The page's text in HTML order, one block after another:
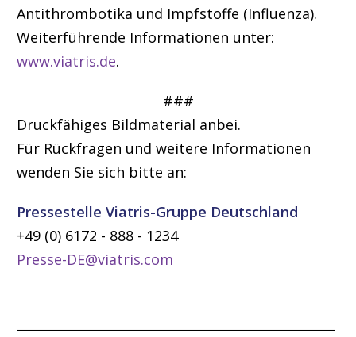
Antithrombotika und Impfstoffe (Influenza).
Weiterführende Informationen unter:
www.viatris.de.
###
Druckfähiges Bildmaterial anbei.
Für Rückfragen und weitere Informationen
wenden Sie sich bitte an:
Pressestelle Viatris-Gruppe Deutschland
+49 (0) 6172 - 888 - 1234
Presse-DE@viatris.com